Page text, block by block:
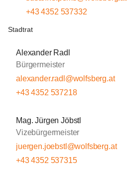
+43 4352 537332
Stadtrat
Alexander Radl
Bürgermeister
alexander.radl@wolfsberg.at
+43 4352 537218
Mag. Jürgen Jöbstl
Vizebürgermeister
juergen.joebstl@wolfsberg.at
+43 4352 537315